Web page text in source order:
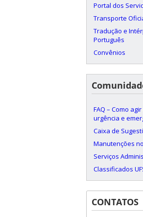
Portal dos
Transporte
Tradução e
Português
Convênios
FAQ – Como
urgência e
Caixa de
Manutenções
Serviços
Classificados
CONTATOS